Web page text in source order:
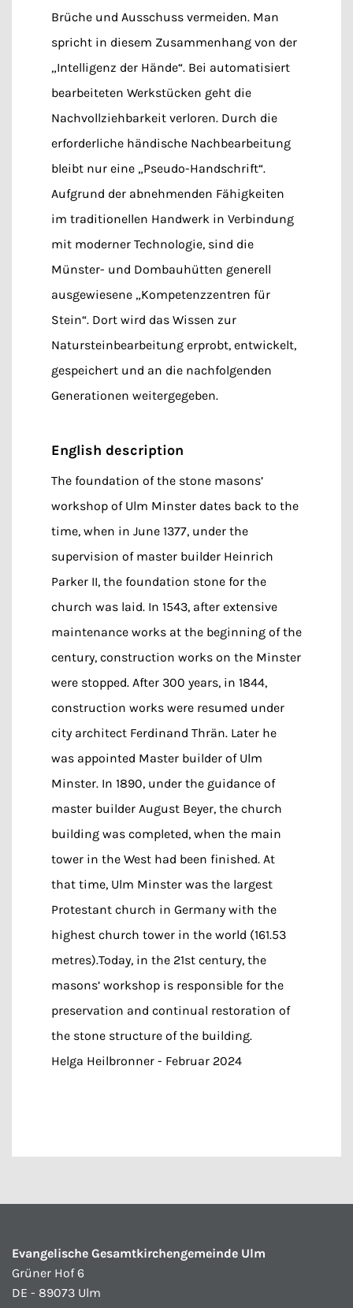
Brüche und Ausschuss vermeiden. Man
spricht in diesem Zusammenhang von der
„Intelligenz der Hände“. Bei automatisiert
bearbeiteten Werkstücken geht die
Nachvollziehbarkeit verloren. Durch die
erforderliche händische Nachbearbeitung
bleibt nur eine „Pseudo-Handschrift“.
Aufgrund der abnehmenden Fähigkeiten
im traditionellen Handwerk in Verbindung
mit moderner Technologie, sind die
Münster- und Dombauhütten generell
ausgewiesene „Kompetenzzentren für
Stein“. Dort wird das Wissen zur
Natursteinbearbeitung erprobt, entwickelt,
gespeichert und an die nachfolgenden
Generationen weitergegeben.
English description
The foundation of the stone masons’
workshop of Ulm Minster dates back to the
time, when in June 1377, under the
supervision of master builder Heinrich
Parker II, the foundation stone for the
church was laid. In 1543, after extensive
maintenance works at the beginning of the
century, construction works on the Minster
were stopped. After 300 years, in 1844,
construction works were resumed under
city architect Ferdinand Thrän. Later he
was appointed Master builder of Ulm
Minster. In 1890, under the guidance of
master builder August Beyer, the church
building was completed, when the main
tower in the West had been finished. At
that time, Ulm Minster was the largest
Protestant church in Germany with the
highest church tower in the world (161.53
metres).Today, in the 21st century, the
masons’ workshop is responsible for the
preservation and continual restoration of
the stone structure of the building.
Helga Heilbronner - Februar 2024
Evangelische Gesamtkirchengemeinde Ulm
Grüner Hof 6
DE - 89073 Ulm